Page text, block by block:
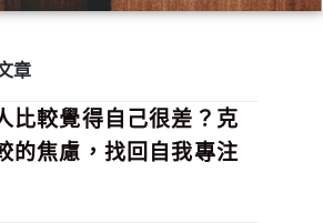
章
比較覺得自己很差？克
的焦慮，找回自我專注